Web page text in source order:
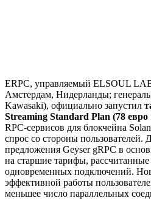
ERPC, управляемый ELSOUL
Амстердам, Нидерланды;
Kawasaki), официально запустил
Streaming Standard Plan (78 евро
RPC-сервисов для блокчейна
спрос со стороны пользователей.
предложения Geyser gRPC в
на старшие тарифы,
одновременных подключений.
эффективной работы
меньшее число параллельных